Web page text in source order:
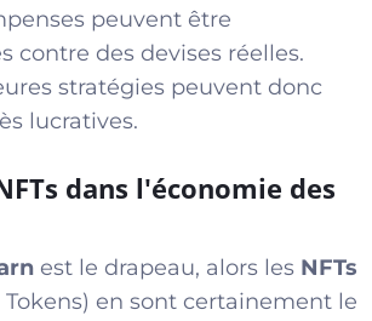
peuvent être
contre des devises réelles.
stratégies peuvent donc
lucratives.
dans l'économie des
est le drapeau, alors les NFTs
en sont certainement le